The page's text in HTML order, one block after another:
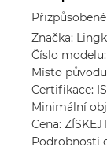
Značka:
Číslo modelu:
Místo
Certifikace:
Minimální
Cena:
Podrobnosti